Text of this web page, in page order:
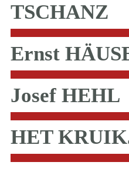
TSCHANZ
Ernst
Josef HEHL
HET